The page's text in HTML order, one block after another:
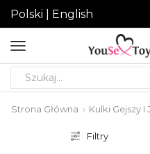
Polski English
Strona Główna Kulki Gejszy I
Filtry